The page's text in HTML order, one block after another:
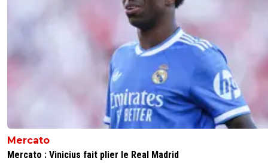
Mercato
Mercato : Vinicius fait plier le Real Madrid